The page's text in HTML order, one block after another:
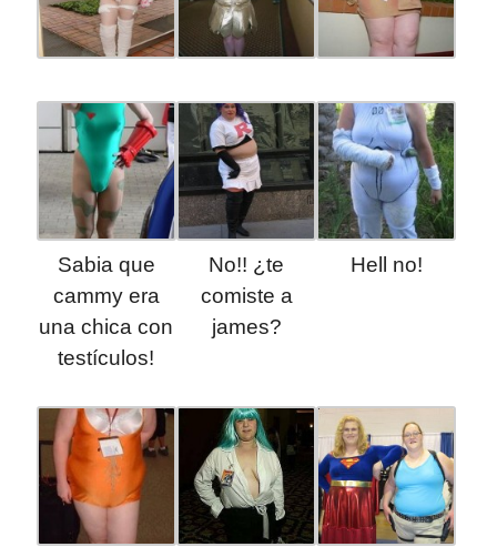
Sabia que
cammy era
una chica con
testículos!
No!! ¿te
comiste a
james?
Hell no!